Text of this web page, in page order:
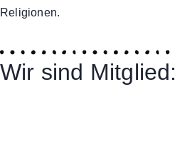
Religionen.
Wir sind Mitglied: